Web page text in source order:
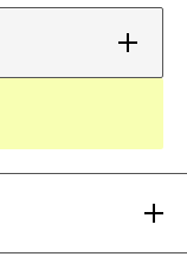
Aumentar
cantidad
para
- Rojo